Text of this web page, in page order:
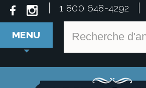
1 800 648-4292
MENU